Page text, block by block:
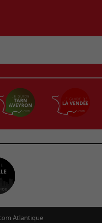
Atlantique